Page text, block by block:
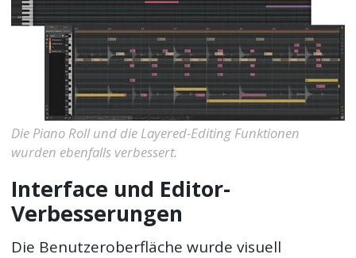
Die Piano Roll und die Layered-Editing Funktionen
wurden ebenfalls verbessert.
Interface und Editor-
Verbesserungen
Die Benutzeroberfläche wurde visuell